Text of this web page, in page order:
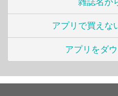
雑誌名か
アプリで買えな
アプリをダ